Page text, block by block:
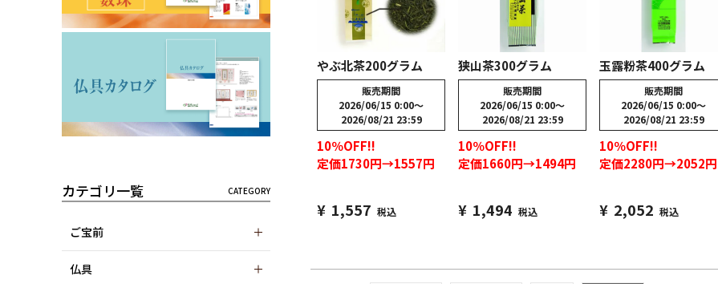
カテゴリ一覧
ご宝前
仏具
やぶ北茶200グラム
¥ 1,557 税込
販売期間
2026/06/15 0:00〜
2026/08/21 23:59
10％OFF!!
定価1730円→1557円
狭山茶300グラム
¥ 1,494 税込
販売期間
2026/06/15 0:00〜
2026/08/21 23:59
10％OFF!!
定価1660円→1494円
玉露粉茶400グラム
¥ 2,052 税込
販売期間
2026/06/15 0:00〜
2026/08/21 23:59
10％OFF!!
定価2280円→2052円